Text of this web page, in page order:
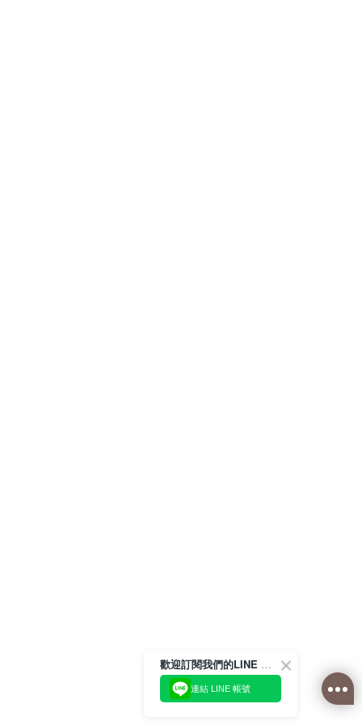
歡迎訂閱我們的LINE 官方帳號
連結 LINE 帳號